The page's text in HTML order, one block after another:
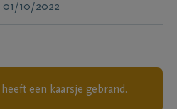
01/10/2022
heeft een kaarsje gebrand.